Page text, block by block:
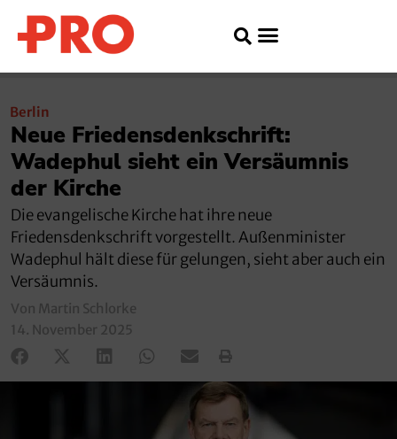
Berlin
Neue Friedensdenkschrift:
Wadephul sieht ein Versäumnis
der Kirche
Die evangelische Kirche hat ihre neue
Friedensdenkschrift vorgestellt. Außenminister
Wadephul hält diese für gelungen, sieht aber auch ein
Versäumnis.
Von Martin Schlorke
14. November 2025